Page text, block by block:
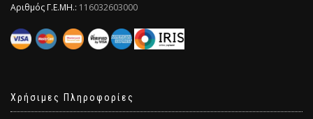
Αριθμός Γ.Ε.ΜΗ.: 116032603000
Χρήσιμες Πληροφορίες